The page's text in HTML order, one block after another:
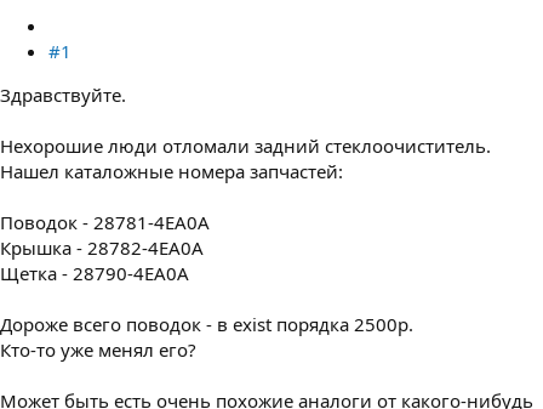
#1
Здравствуйте.
Нехорошие люди отломали задний стеклоочиститель.
Нашел каталожные номера запчастей:
Поводок - 28781-4EA0A
Крышка - 28782-4EA0A
Щетка - 28790-4EA0A
Дороже всего поводок - в exist порядка 2500р.
Кто-то уже менял его?
Может быть есть очень похожие аналоги от какого-нибудь